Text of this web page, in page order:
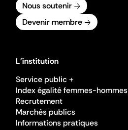
Nous soutenir
Devenir membre
L'institution
Service public +
Index égalité femmes-hommes
Recrutement
Marchés publics
Informations pratiques